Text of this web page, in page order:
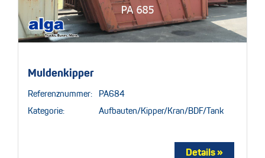
Muldenkipper
Referenznummer: PA684
Kategorie: Aufbauten/Kipper/Kran/BDF/Tank